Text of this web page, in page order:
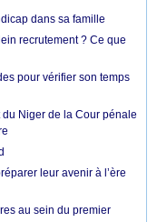
dans sa famille
recrutement ? Ce que
pour vérifier son temps
Niger de la Cour pénale
leur avenir à l’ère
au sein du premier